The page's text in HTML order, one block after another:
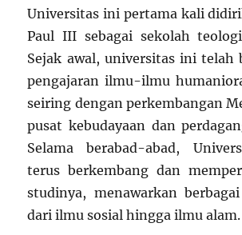
Universitas ini pertama kali
Paul III sebagai sekolah
Sejak awal, universitas ini telah
pengajaran ilmu-ilmu
seiring dengan perkembangan
pusat kebudayaan dan
Selama berabad-abad,
terus berkembang dan
studinya, menawarkan
dari ilmu sosial hingga ilmu alam.